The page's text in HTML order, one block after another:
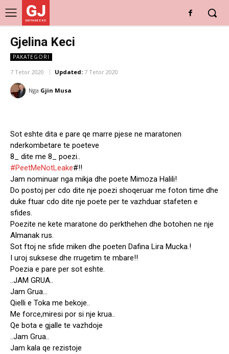
GJ
DRITARE E RE
Gjelina Keci
PAKATEGORI
7 Tetor 2020 Updated: 7 Tetor 2020
Nga Gjin Musa
Sot eshte dita e pare qe marre pjese ne maratonen
nderkombetare te poeteve
8_ dite me 8_ poezi..
#PeetMeNotLeake#!!
Jam nominuar nga mikja dhe poete Mimoza Halili!
Do postoj per cdo dite nje poezi shoqeruar me foton time dhe
duke ftuar cdo dite nje poete per te vazhduar stafeten e
sfides.
Poezite ne kete maratone do perkthehen dhe botohen ne nje
Almanak rus.
Sot ftoj ne sfide miken dhe poeten Dafina Lira Mucka.!
I uroj suksese dhe rrugetim te mbare!!
Poezia e pare per sot eshte.
..JAM GRUA..
Jam Grua…
Qielli e Toka me bekoje..
Me force,miresi por si nje krua..
Qe bota e gjalle te vazhdoje
..Jam Grua..
Jam kala qe rezistoje